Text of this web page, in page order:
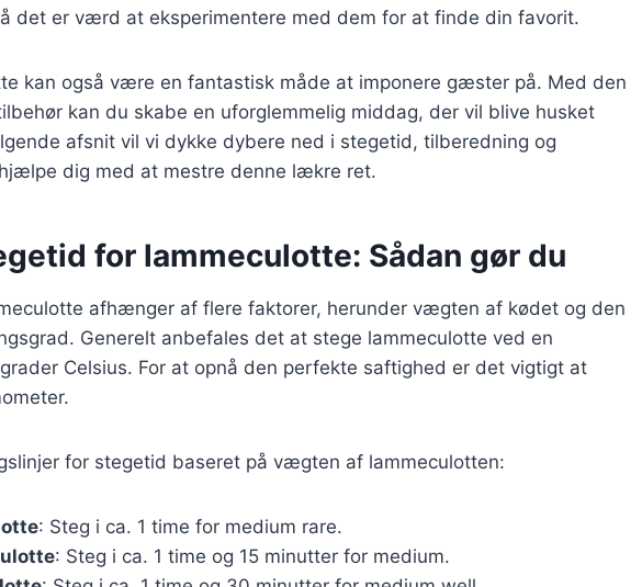
det er værd at eksperimentere med dem for at finde din favorit.
kan også være en fantastisk måde at imponere gæster på. Med den
kan du skabe en uforglemmelig middag, der vil blive husket
afsnit vil vi dykke dybere ned i stegetid, tilberedning og
dig med at mestre denne lækre ret.
for lammeculotte: Sådan gør du
afhænger af flere faktorer, herunder vægten af kødet og den
Generelt anbefales det at stege lammeculotte ved en
Celsius. For at opnå den perfekte saftighed er det vigtigt at
for stegetid baseret på vægten af lammeculotten:
: Steg i ca. 1 time for medium rare.
: Steg i ca. 1 time og 15 minutter for medium.